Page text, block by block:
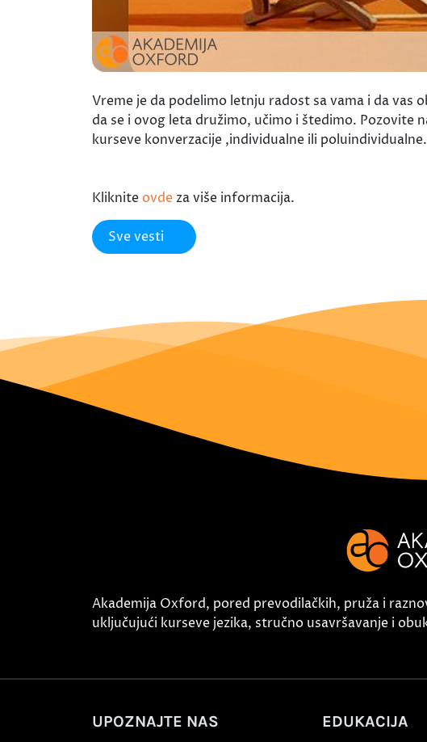
Vreme je da podelimo letnju radost sa vama i da
da se i ovog leta družimo, učimo i štedimo. Pozovite
kurseve konverzacije ,individualne ili
Kliknite ovde za više informacija.
Sve vesti
Akademija Oxford, pored prevodilačkih, pruža i
uključujući kurseve jezika, stručno usavršavanje i
UPOZNAJTE NAS EDUKACIJA